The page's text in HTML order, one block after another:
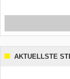
AKTUELLSTE